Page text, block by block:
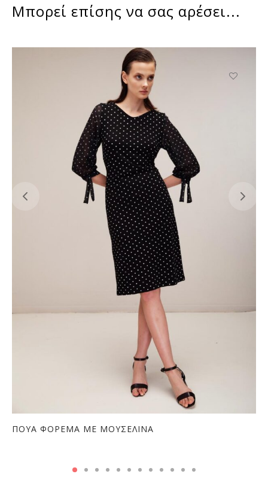
Μπορεί επίσης να σας αρέσει...
ΠΟΥΑ ΦΟΡΕΜΑ ΜΕ ΜΟΥΣΕΛΙΝΑ